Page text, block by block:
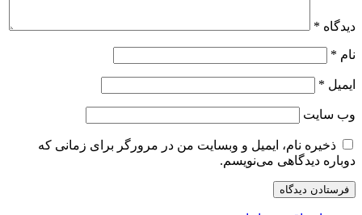
دیدگاه *
نام *
ایمیل *
وب‌ سایت
ذخیره نام، ایمیل و وبسایت من در مرورگر برای زمانی که
دوباره دیدگاهی می‌نویسم.